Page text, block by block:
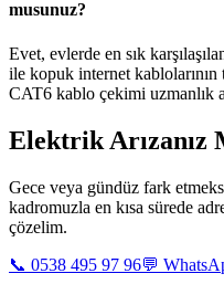
musunuz?
Evet, evlerde en sık
ile kopuk internet kablolarının
CAT6 kablo çekimi uzmanlık
Elektrik Arızanız
Gece veya gündüz fark
kadromuzla en kısa sürede
çözelim.
📞 0538 495 97 96💬